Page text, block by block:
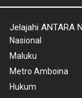
Jelajahi ANTARA
Nasional
Maluku
Metro Amboina
Hukum